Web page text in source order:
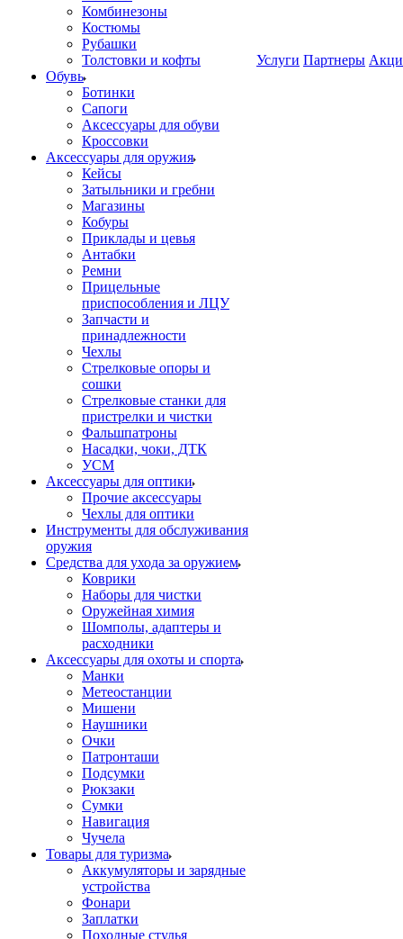
Комбинезоны
Костюмы
Рубашки
Толстовки и кофты
Обувь
Ботинки
Сапоги
Аксессуары для обуви
Кроссовки
Аксессуары для оружия
Кейсы
Затыльники и гребни
Магазины
Кобуры
Приклады и цевья
Антабки
Ремни
Прицельные
приспособления и ЛЦУ
Запчасти и
принадлежности
Чехлы
Стрелковые опоры и
сошки
Стрелковые станки для
пристрелки и чистки
Фальшпатроны
Насадки, чоки, ДТК
УСМ
Аксессуары для оптики
Прочие аксессуары
Чехлы для оптики
Инструменты для обслуживания
оружия
Средства для ухода за оружием
Коврики
Наборы для чистки
Оружейная химия
Шомполы, адаптеры и
расходники
Аксессуары для охоты и спорта
Манки
Метеостанции
Мишени
Наушники
Очки
Патронташи
Подсумки
Рюкзаки
Сумки
Навигация
Чучела
Товары для туризма
Аккумуляторы и зарядные
устройства
Фонари
Заплатки
Походные стулья
Услуги Партнеры